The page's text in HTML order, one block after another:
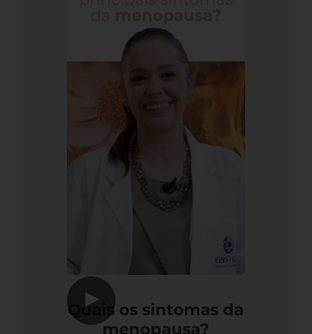
▶
Quais os sintomas da
menopausa?